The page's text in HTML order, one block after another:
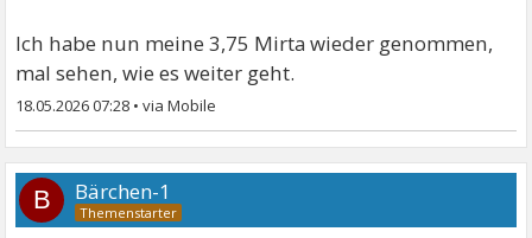
Ich habe nun meine 3,75 Mirta wieder genommen,
mal sehen, wie es weiter geht.
18.05.2026 07:28 •
B Bärchen-1